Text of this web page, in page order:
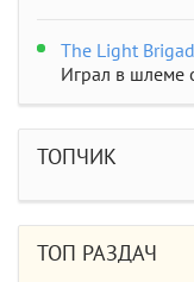
The Light
Играл в шлеме
сюжет и..
STAR WARS
Должно быть
ТОПЧИК
ТОП РАЗДАЧ